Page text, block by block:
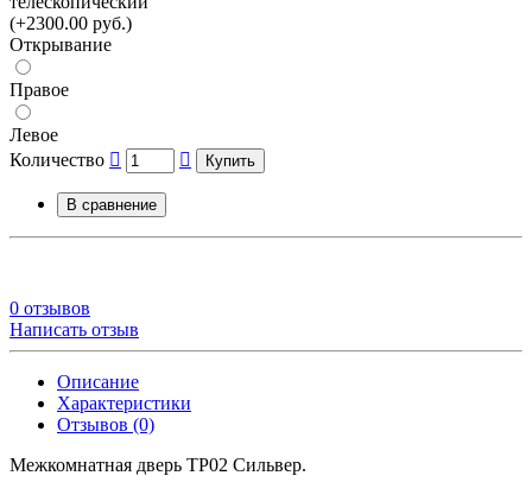
(+2300.00 руб.)
Открывание
Правое
Левое
Количество
Купить
В сравнение
0 отзывов
Написать отзыв
Описание
Характеристики
Отзывов (0)
Межкомнатная дверь ТР02 Сильвер.